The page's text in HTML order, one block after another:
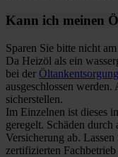
Kann ich meinen
Sparen Sie bitte nicht
Da Heizöl als ein
bei der Öltankentsorgung
ausgeschlossen
sicherstellen.
Im Einzelnen ist dieses
geregelt. Schäden
Versicherung ab.
zertifizierten